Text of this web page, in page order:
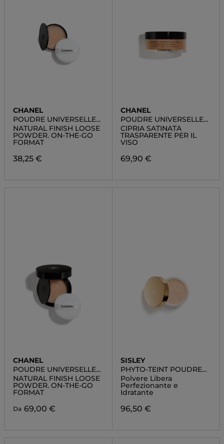
CHANEL
POUDRE UNIVERSELLE
LIBRE - REFILL
NATURAL FINISH LOOSE
POWDER. ON-THE-GO
FORMAT
38,25 €
CHANEL
POUDRE UNIVERSELLE
LIBRE
CIPRIA SATINATA
TRASPARENTE PER IL
VISO
69,90 €
CHANEL
POUDRE UNIVERSELLE
LIBRE
NATURAL FINISH LOOSE
POWDER. ON-THE-GO
FORMAT
Da 69,00 €
SISLEY
PHYTO-TEINT POUDRE
LIBRE
Polvere Libera
Perfezionante e
Idratante
96,50 €